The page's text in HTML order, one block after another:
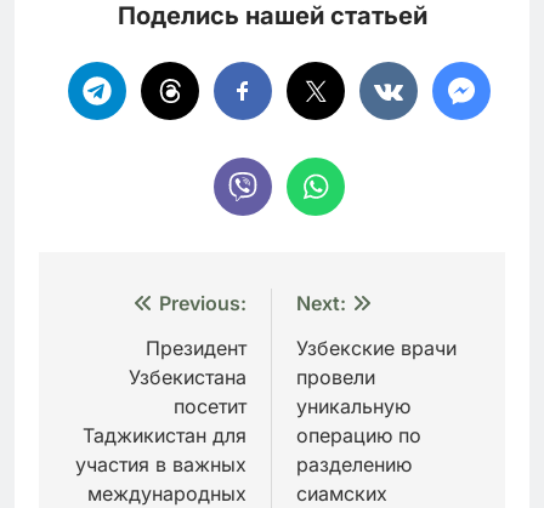
Поделись нашей статьей
Навигация
записям
Previous:
Президент
Узбекистана
посетит
Таджикистан для
участия в важных
международных
Next:
Узбекские врачи
провели
уникальную
операцию по
разделению
сиамских